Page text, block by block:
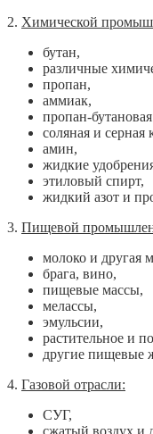
2. Химической
бутан,
различные
пропан,
аммиак,
пропан-
соляная и серная
амин,
жидкие
этиловый спирт,
жидкий азот и
3. Пищевой
молоко и другая
брага, вино,
пищевые массы,
мелассы,
эмульсии,
растительное и
другие пищевые
4. Газовой отрасли:
СУГ,
сжатый воздух и